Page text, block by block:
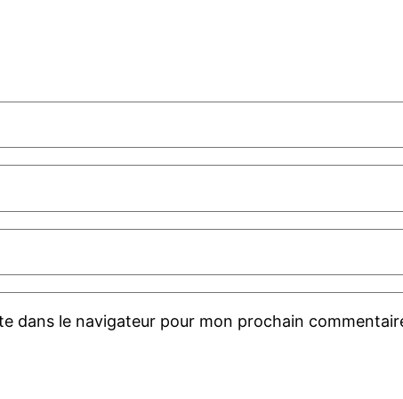
dans le navigateur pour mon prochain